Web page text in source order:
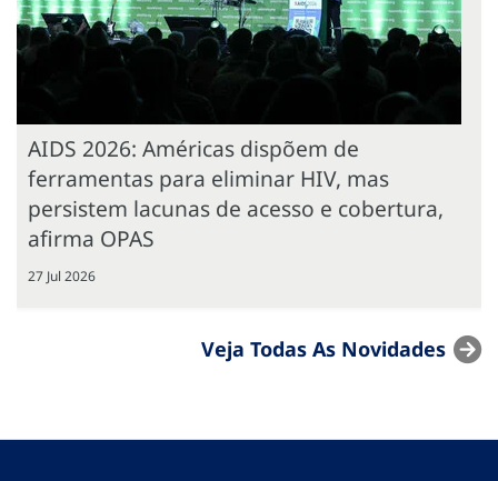
AIDS 2026: Américas dispõem de
ferramentas para eliminar HIV, mas
persistem lacunas de acesso e cobertura,
afirma OPAS
27 Jul 2026
Veja Todas As Novidades